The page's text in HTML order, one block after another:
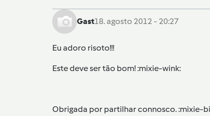
Gast18. agosto 2012 - 20:27
Eu adoro risoto!!!
Este deve ser tão bom! :mixie-wink:
Obrigada por partilhar connosco. :mixie-